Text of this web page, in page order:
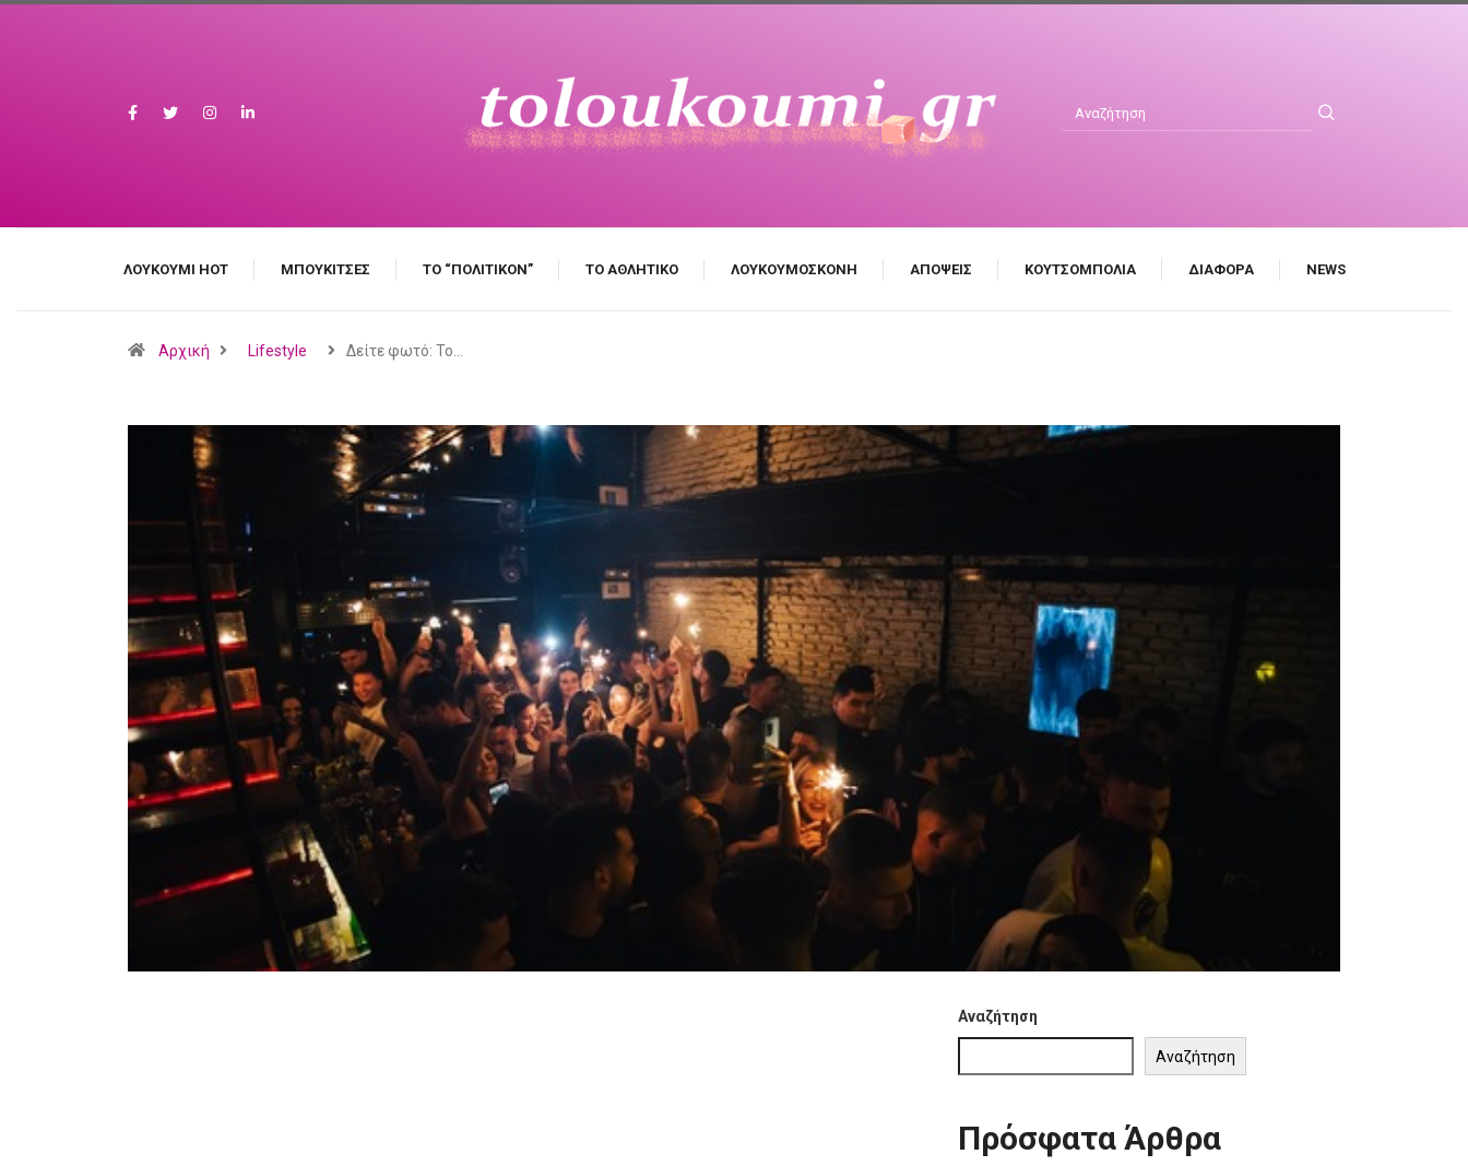
ΛΟΥΚΟΎΜΙ HOT MΠΟΥΚΊΤΣΕΣ ΤΟ “ΠΟΛΙΤΙΚΌΝ” ΤΟ ΑΘΛΗΤΙΚΌ ΛΟΥΚΟΥΜΌΣΚΟΝΗ ΑΠΌΨΕΙΣ ΚΟΥΤΣΟΜΠΟΛΙΆ ΔΙΆΦΟΡΑ NEWS
Αρχική Lifestyle Δείτε φωτό: Το…
Αναζήτηση
Αναζήτηση
Πρόσφατα Άρθρα